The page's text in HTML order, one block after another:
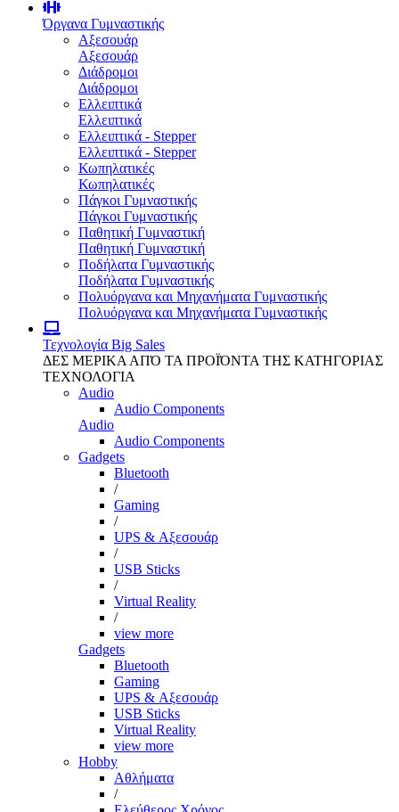
Όργανα Γυμναστικής
Αξεσουάρ
Αξεσουάρ
Διάδρομοι
Διάδρομοι
Ελλειπτικά
Ελλειπτικά
Ελλειπτικά - Stepper
Ελλειπτικά - Stepper
Κωπηλατικές
Κωπηλατικές
Πάγκοι Γυμναστικής
Πάγκοι Γυμναστικής
Παθητική Γυμναστική
Παθητική Γυμναστική
Ποδήλατα Γυμναστικής
Ποδήλατα Γυμναστικής
Πολυόργανα και Μηχανήματα Γυμναστικής
Πολυόργανα και Μηχανήματα Γυμναστικής
Τεχνολογία Big Sales
ΔΕΣ ΜΕΡΙΚΑ ΑΠΌ ΤΑ ΠΡΟΪΌΝΤΑ ΤΗΣ ΚΑΤΗΓΟΡΙΑΣ
ΤΕΧΝΟΛΟΓΙΑ
Audio
Audio Components
Audio
Audio Components
Gadgets
Bluetooth
/
Gaming
/
UPS & Αξεσουάρ
/
USB Sticks
/
Virtual Reality
/
view more
Gadgets
Bluetooth
Gaming
UPS & Αξεσουάρ
USB Sticks
Virtual Reality
view more
Hobby
Αθλήματα
/